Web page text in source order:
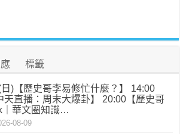
標籤
)【歷史哥李易修忙什麼？】 14:00
天直播：周末大爆卦】 20:00【歷史哥
｜華文圈知識…
08-09